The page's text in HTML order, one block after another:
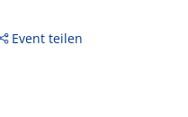
Event teilen